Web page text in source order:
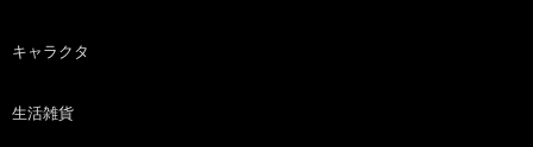
キャラクタ
生活雑貨